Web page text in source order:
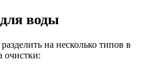
воды
на несколько типов в
очистки: